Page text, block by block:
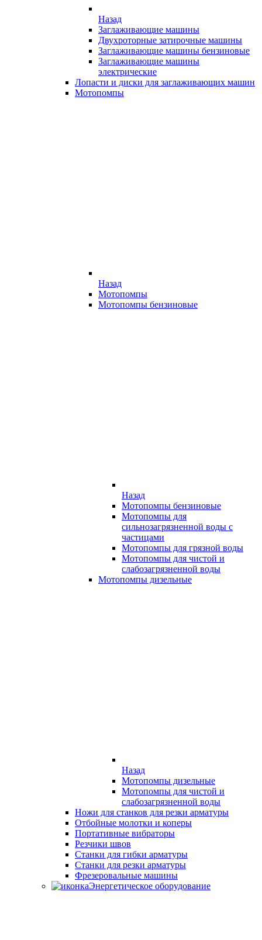
Назад
Заглаживающие машины
Двухроторные затирочные машины
Заглаживающие машины бензиновые
Заглаживающие машины
электрические
Лопасти и диски для заглаживающих машин
Мотопомпы
Назад
Мотопомпы
Мотопомпы бензиновые
Назад
Мотопомпы бензиновые
Мотопомпы для
сильнозагрязненной воды с
частицами
Мотопомпы для грязной воды
Мотопомпы для чистой и
слабозагрязненной воды
Мотопомпы дизельные
Назад
Мотопомпы дизельные
Мотопомпы для чистой и
слабозагрязненной воды
Ножи для станков для резки арматуры
Отбойные молотки и коперы
Портативные вибраторы
Резчики швов
Станки для гибки арматуры
Станки для резки арматуры
Фрезеровальные машины
Энергетическое оборудование